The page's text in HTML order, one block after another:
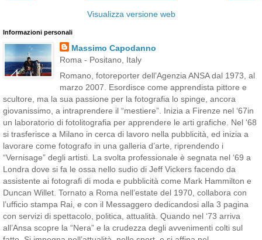
Visualizza versione web
Informazioni personali
Massimo Capodanno
Roma - Positano, Italy
Romano, fotoreporter dell’Agenzia ANSA dal 1973, al
marzo 2007. Esordisce come apprendista pittore e
scultore, ma la sua passione per la fotografia lo spinge, ancora
giovanissimo, a intraprendere il “mestiere”. Inizia a Firenze nel ‘67in
un laboratorio di fotolitografia per apprendere le arti grafiche. Nel '68
si trasferisce a Milano in cerca di lavoro nella pubblicità, ed inizia a
lavorare come fotografo in una galleria d’arte, riprendendo i
“Vernisage” degli artisti. La svolta professionale è segnata nel ‘69 a
Londra dove si fa le ossa nello sudio di Jeff Vickers facendo da
assistente ai fotografi di moda e pubblicità come Mark Hammilton e
Duncan Willet. Tornato a Roma nell’estate del 1970, collabora con
l’ufficio stampa Rai, e con il Messaggero dedicandosi alla 3 pagina
con servizi di spettacolo, politica, attualità. Quando nel ‘73 arriva
all’Ansa scopre la “Nera” e la crudezza degli avvenimenti colti sul